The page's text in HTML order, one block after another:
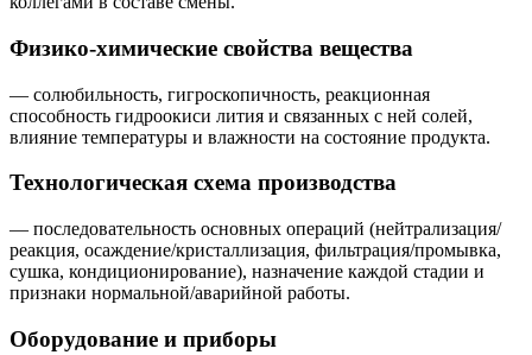
Физико‑химические свойства вещества
— солюбильность, гигроскопичность, реакционная
способность гидроокиси лития и связанных с ней солей,
влияние температуры и влажности на состояние продукта.
Технологическая схема производства
— последовательность основных операций (нейтрализация/
реакция, осаждение/кристаллизация, фильтрация/промывка,
сушка, кондиционирование), назначение каждой стадии и
признаки нормальной/аварийной работы.
Оборудование и приборы